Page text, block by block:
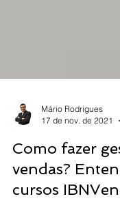
17 de nov. de 2021
Como fazer
vendas?